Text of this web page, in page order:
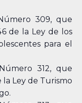
309, que
de la Ley de los
para el
312, que
la Ley de Turismo